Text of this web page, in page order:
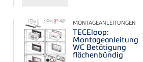
MONTAGEANLEITUNGEN
TECEloop:
Montageanleitung
WC Betätigung
flächenbündig